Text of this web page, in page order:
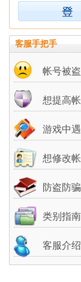
客服手把手
帐号被
想提高
游戏中
想修改
防盗防
类别指南
客服介绍